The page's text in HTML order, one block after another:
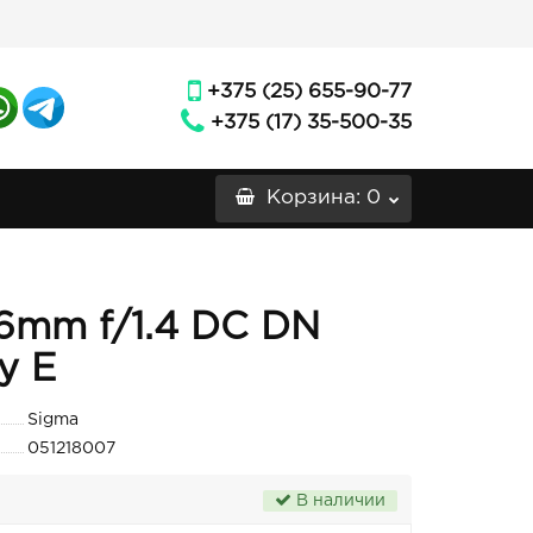
+375 (25) 655-90-77
+375 (17) 35-500-35
Корзина: 0
f/1.4 DC DN
E
Sigma
051218007
В наличии